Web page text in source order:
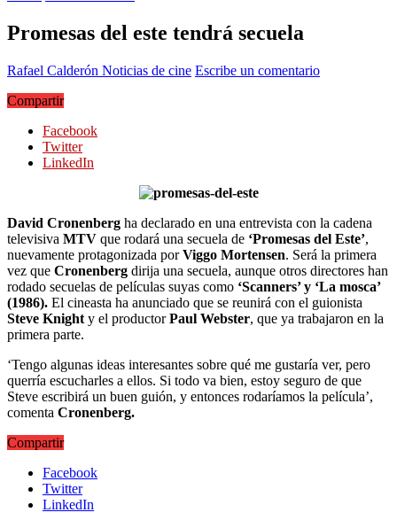
Promesas del este tendrá secuela
Rafael Calderón Noticias de cine Escribe un comentario
Compartir
Facebook
Twitter
LinkedIn
David Cronenberg ha declarado en una entrevista con la cadena
televisiva MTV que rodará una secuela de ‘Promesas del Este’,
nuevamente protagonizada porViggo Mortensen. Será la primera
vez que Cronenberg dirija una secuela, aunque otros directores han
rodado secuelas de películas suyas como ‘Scanners’ y ‘La mosca’
(1986). El cineasta ha anunciado que se reunirá con el guionista
Steve Knight y el productorPaul Webster, que ya trabajaron en la
primera parte.
‘Tengo algunas ideas interesantes sobre qué me gustaría ver, pero
querría escucharles a ellos. Si todo va bien, estoy seguro de que
Steve escribirá un buen guión, y entonces rodaríamos la película’,
comenta Cronenberg.
Compartir
Facebook
Twitter
LinkedIn